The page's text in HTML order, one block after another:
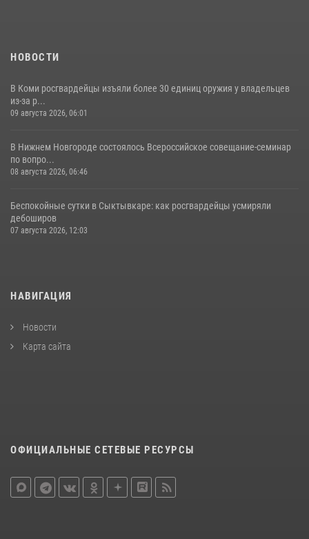
НОВОСТИ
В Коми росгвардейцы изъяли более 30 единиц оружия у владельцев
из-за р...
09 августа 2026, 06:01
В Нижнем Новгороде состоялось Всероссийское совещание-семинар
по вопро...
08 августа 2026, 06:46
Беспокойные сутки в Сыктывкаре: как росгвардейцы усмиряли
дебоширов
07 августа 2026, 12:03
НАВИГАЦИЯ
Новости
Карта сайта
ОФИЦИАЛЬНЫЕ СЕТЕВЫЕ РЕСУРСЫ